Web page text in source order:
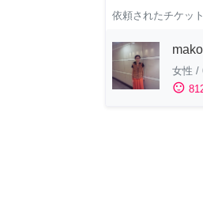
依頼されたチケット
女性 /
sentiment_satisfied